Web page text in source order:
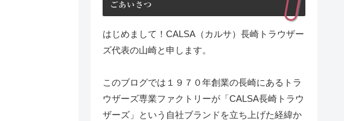
ごあいさつ
はじめまして！CALSA（カルサ）長崎トラウザー
ズ代表の山崎と申します。
このブログでは１９７０年創業の長崎にあるトラ
ウザーズ専業ファクトリーが「CALSA長崎トラウ
ザーズ」という自社ブランドを立ち上げた経緯か